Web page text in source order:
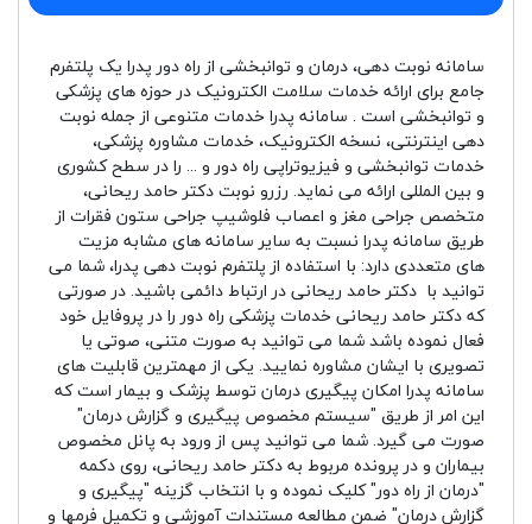
سامانه نوبت دهی، درمان و توانبخشی از راه دور پدرا یک پلتفرم
جامع برای ارائه خدمات سلامت الکترونیک در حوزه های پزشکی
و توانبخشی است . سامانه پدرا خدمات متنوعی از جمله نوبت
دهی اینترنتی، نسخه الکترونیک، خدمات مشاوره پزشکی،
خدمات توانبخشی و فیزیوتراپی راه دور و ... را در سطح کشوری
و بین المللی ارائه می نماید. رزرو نوبت دکتر حامد ریحانی،
متخصص جراحی مغز و اعصاب فلوشیپ جراحی ستون فقرات از
طریق سامانه پدرا نسبت به سایر سامانه های مشابه مزیت
های متعددی دارد: با استفاده از پلتفرم نوبت دهی پدرا، شما می
توانید با دکتر حامد ریحانی در ارتباط دائمی باشید. در صورتی
که دکتر حامد ریحانی خدمات پزشکی راه دور را در پروفایل خود
فعال نموده باشد شما می توانید به صورت متنی، صوتی یا
تصویری با ایشان مشاوره نمایید. یکی از مهمترین قابلیت های
سامانه پدرا امکان پیگیری درمان توسط پزشک و بیمار است که
این امر از طریق "سیستم مخصوص پیگیری و گزارش درمان"
صورت می گیرد. شما می توانید پس از ورود به پانل مخصوص
بیماران و در پرونده مربوط به دکتر حامد ریحانی، روی دکمه
"درمان از راه دور" کلیک نموده و با انتخاب گزینه "پیگیری و
گزارش درمان" ضمن مطالعه مستندات آموزشی و تکمیل فرمها و